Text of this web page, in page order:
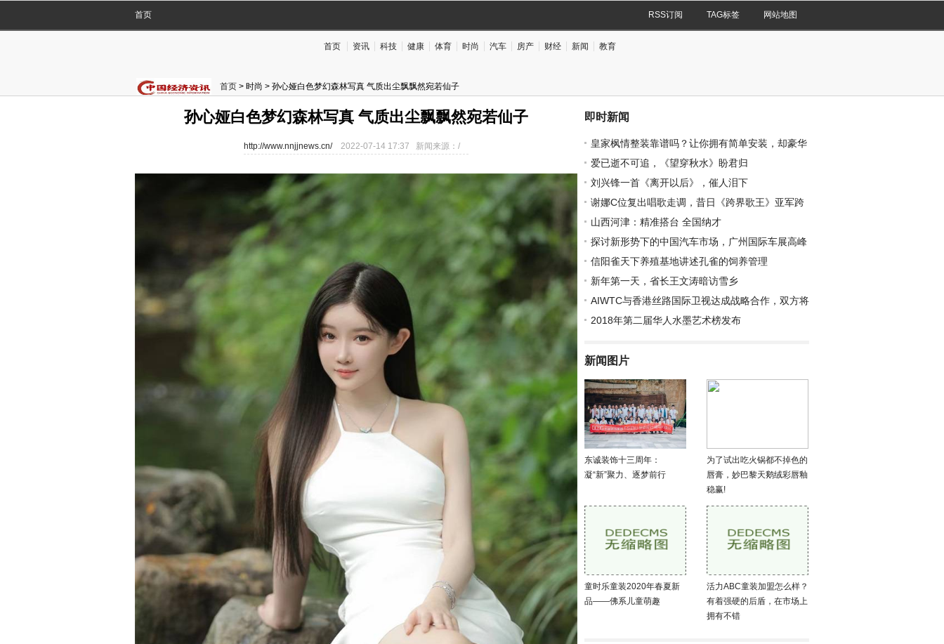
首页 RSS订阅 TAG标签 网站地图
首页 资讯 科技 健康 体育 时尚 汽车 房产 财经 新闻 教育
首页 > 时尚 > 孙心娅白色梦幻森林写真 气质出尘飘飘然宛若仙子
孙心娅白色梦幻森林写真 气质出尘飘飘然宛若仙子
http://www.nnjjnews.cn/2022-07-14 17:37 新闻来源：/
即时新闻
皇家枫情整装靠谱吗？让你拥有简单安装，却豪华
的家装享受
爱已逝不可追，《望穿秋水》盼君归
刘兴锋一首《离开以后》，催人泪下
谢娜C位复出唱歌走调，昔日《跨界歌王》亚军跨
掉？！
山西河津：精准搭台 全国纳才
探讨新形势下的中国汽车市场，广州国际车展高峰
论坛隆重举
信阳雀天下养殖基地讲述孔雀的饲养管理
新年第一天，省长王文涛暗访雪乡
AIWTC与香港丝路国际卫视达成战略合作，双方将
共推旅游3.0
2018年第二届华人水墨艺术榜发布
新闻图片
东诚装饰十三周年：
凝“新”聚力、逐梦前行
为了试出吃火锅都不掉色的
唇膏，妙巴黎天鹅绒彩唇釉
稳赢!
童时乐童装2020年春夏新
品——佛系儿童萌趣
活力ABC童装加盟怎么样？
有着强硬的后盾，在市场上
拥有不错